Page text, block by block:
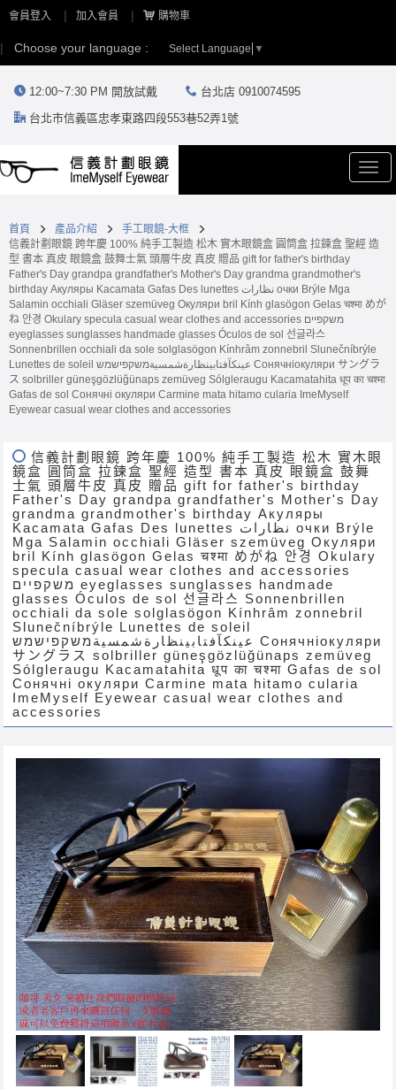
會員登入 加入會員 購物車
Choose your language : Select Language ▼
12:00~7:30 PM 開放試戴
台北店 0910074595
台北市信義區忠孝東路四段553巷52弄1號
首頁 產品介紹
手工眼鏡-大框
信義計劃眼鏡 跨年慶 100% 純手工製造 松木 實木眼鏡盒 圓筒盒 拉鍊盒 聖經 造
型 書本 真皮 眼鏡盒 鼓舞士氣 頭層牛皮 真皮 贈品 gift for father's birthday
Father's Day grandpa grandfather's Mother's Day grandma grandmother's
birthday Акуляры Kacamata Gafas Des lunettes نظارات очки Brýle Mga
Salamin occhiali Gläser szemüveg Окуляри bril Kính glasögon Gelas चश्मा めが
ね 안경 Okulary specula casual wear clothes and accessories משקפיים
eyeglasses sunglasses handmade glasses Óculos de sol 선글라스
Sonnenbrillen occhiali da sole solglasögon Kínhrâm zonnebril Slunečníbrýle
Lunettes de soleil عینکآفتابینظارةشمسيةמשקפישמש Сонячніокуляри サングラ
ス solbriller güneşgözlüğünaps zemüveg Sólgleraugu Kacamatahita धूप का चश्मा
Gafas de sol Сонячні окуляри Carmine mata hitamo cularia ImeMyself
Eyewear casual wear clothes and accessories
信義計劃眼鏡 跨年慶 100% 純手工製造 松木 實木眼
鏡盒 圓筒盒 拉鍊盒 聖經 造型 書本 真皮 眼鏡盒 鼓舞
士氣 頭層牛皮 真皮 贈品 gift for father's birthday
Father's Day grandpa grandfather's Mother's Day
grandma grandmother's birthday Акуляры
Kacamata Gafas Des lunettes نظارات очки Brýle
Mga Salamin occhiali Gläser szemüveg Окуляри
bril Kính glasögon Gelas चश्मा めがね 안경 Okulary
specula casual wear clothes and accessories
משקפיים eyeglasses sunglasses handmade
glasses Óculos de sol 선글라스 Sonnenbrillen
occhiali da sole solglasögon Kínhrâm zonnebril
Slunečníbrýle Lunettes de soleil
عینکآفتابینظارةشمسيةמשקפישמש Сонячніокуляри
サングラス solbriller güneşgözlüğünaps zemüveg
Sólgleraugu Kacamatahita धूप का चश्मा Gafas de sol
Сонячні окуляри Carmine mata hitamo cularia
ImeMyself Eyewear casual wear clothes and
accessories